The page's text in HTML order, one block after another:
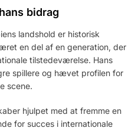
bidrag
landshold er historisk
en del af en generation, der
tilstedeværelse. Hans
spillere og hævet profilen for
scene.
hjulpet med at fremme en
for succes i internationale